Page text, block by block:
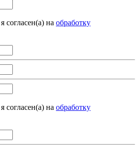
согласен(а) на обработку
согласен(а) на обработку